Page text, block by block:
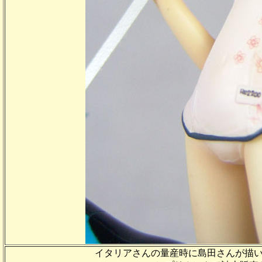
イタリアさんの量産時に島田さんが描